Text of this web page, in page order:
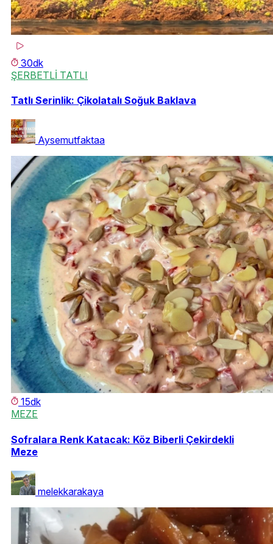
30dk
ŞERBETLİ TATLI
Tatlı Serinlik: Çikolatalı Soğuk Baklava
Aysemutfaktaa
15dk
MEZE
Sofralara Renk Katacak: Köz Biberli Çekirdekli
Meze
melekkarakaya